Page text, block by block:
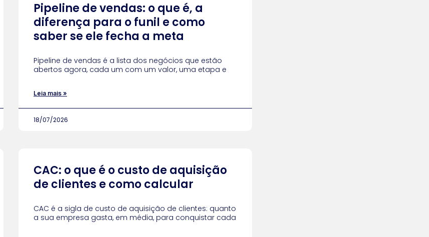
Pipeline de vendas: o que é, a
diferença para o funil e como
saber se ele fecha a meta
Pipeline de vendas é a lista dos negócios que estão
abertos agora, cada um com um valor, uma etapa e
Leia mais »
18/07/2026
CAC: o que é o custo de aquisição
de clientes e como calcular
CAC é a sigla de custo de aquisição de clientes: quanto
a sua empresa gasta, em média, para conquistar cada